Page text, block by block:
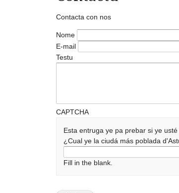
Contacta con nos
Nome
E-mail
Testu
CAPTCHA
Esta entruga ye pa prebar si ye
¿Cual ye la ciudá más poblada
Fill in the blank.